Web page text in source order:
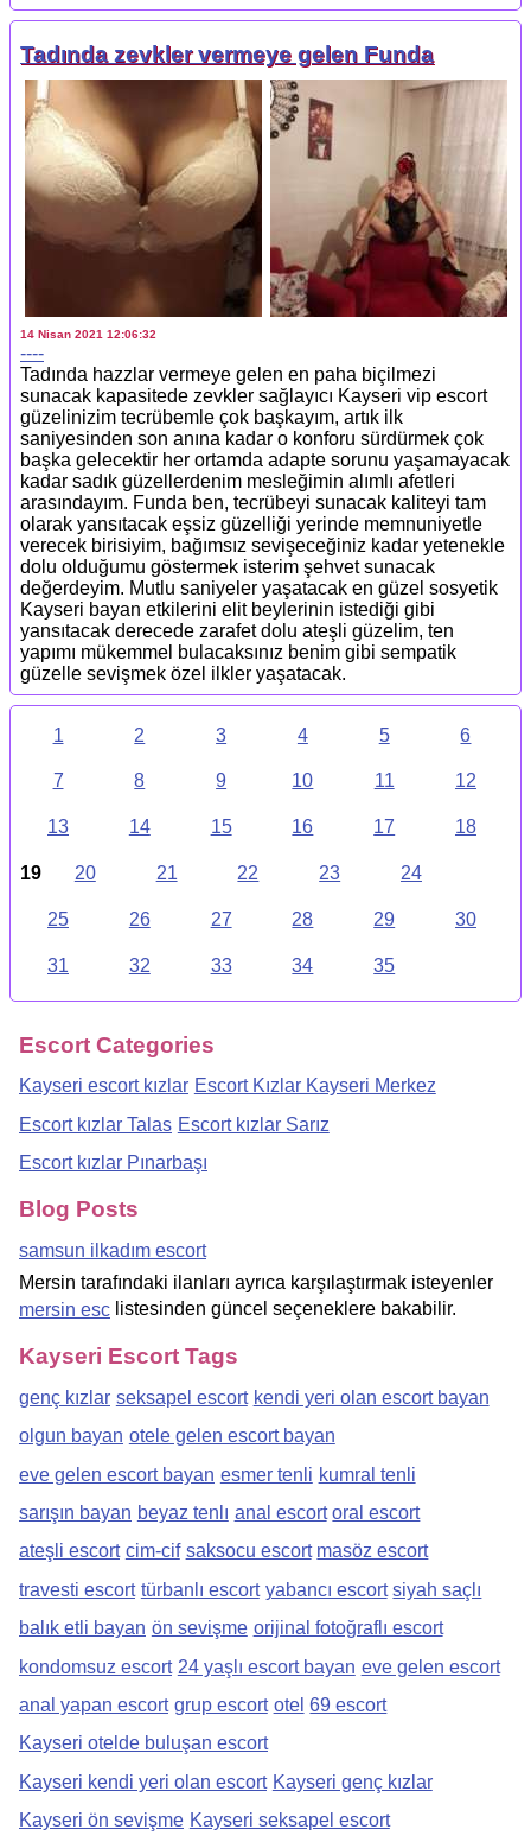
Escort Categories
Kayseri escort kızlar Escort Kızlar Kayseri Merkez
Escort kızlar Talas Escort kızlar Sarız
Escort kızlar Pınarbaşı
Blog Posts
samsun ilkadım escort
Mersin tarafındaki ilanları ayrıca karşılaştırmak isteyenler
mersin esc listesinden güncel seçeneklere bakabilir.
Kayseri Escort Tags
genç kızlar seksapel escort kendi yeri olan escort bayan
olgun bayan otele gelen escort bayan
eve gelen escort bayan esmer tenli kumral tenli
sarışın bayan beyaz tenlı anal escort oral escort
ateşli escort cim-cif saksocu escort masöz escort
travesti escort türbanlı escort yabancı escort siyah saçlı
balık etli bayan ön sevişme orijinal fotoğraflı escort
kondomsuz escort 24 yaşlı escort bayan eve gelen escort
anal yapan escort grup escort otel 69 escort
Kayseri otelde buluşan escort
Kayseri kendi yeri olan escort Kayseri genç kızlar
Kayseri ön sevişme Kayseri seksapel escort
Tadında zevkler vermeye gelen Funda
14 Nisan 2021 12:06:32
----
Tadında hazzlar vermeye gelen en paha biçilmezi
sunacak kapasitede zevkler sağlayıcı Kayseri vip escort
güzelinizim tecrübemle çok başkayım, artık ilk
saniyesinden son anına kadar o konforu sürdürmek çok
başka gelecektir her ortamda adapte sorunu yaşamayacak
kadar sadık güzellerdenim mesleğimin alımlı afetleri
arasındayım. Funda ben, tecrübeyi sunacak kaliteyi tam
olarak yansıtacak eşsiz güzelliği yerinde memnuniyetle
verecek birisiyim, bağımsız sevişeceğiniz kadar yetenekle
dolu olduğumu göstermek isterim şehvet sunacak
değerdeyim. Mutlu saniyeler yaşatacak en güzel sosyetik
Kayseri bayan etkilerini elit beylerinin istediği gibi
yansıtacak derecede zarafet dolu ateşli güzelim, ten
yapımı mükemmel bulacaksınız benim gibi sempatik
güzelle sevişmek özel ilkler yaşatacak.
1 2 3 4 5 6
7 8 9 10 11 12
13 14 15 16 17 18
19 20 21 22 23 24
25 26 27 28 29 30
31 32 33 34 35